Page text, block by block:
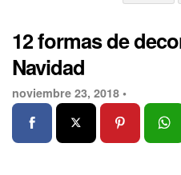
12 formas de
Navidad
noviembre 23, 2018 •